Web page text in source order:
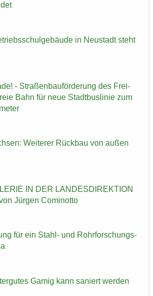
in Neu­stadt steht
- Stra­ßen­bau­för­de­rung des Frei­
Bahn für neue Stadt­bus­li­nie zum
Wei­te­rer Rück­bau von außen
IN DER LAN­DES­DI­REK­TI­ON
Jür­gen Co­mi­not­to
für ein Stahl-​ und Rohr­for­schungs­
Gamig kann sa­niert wer­den